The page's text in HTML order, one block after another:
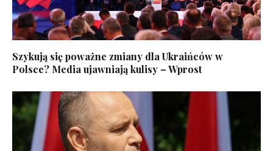
Szykują się poważne zmiany dla Ukraińców w
Polsce? Media ujawniają kulisy – Wprost